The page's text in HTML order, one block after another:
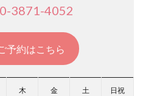
3871-4052
予約はこちら
木 金 土 日祝